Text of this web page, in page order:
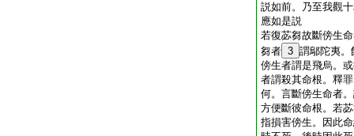
説如前。乃至我觀
應如是説
若復苾芻故斷傍生
芻者 3 謂鄔陀夷。
傍生者謂是飛烏。
者謂殺其命根。釋
何。言斷傍生命者
方便斷彼命根。若
指損害傍生。因此